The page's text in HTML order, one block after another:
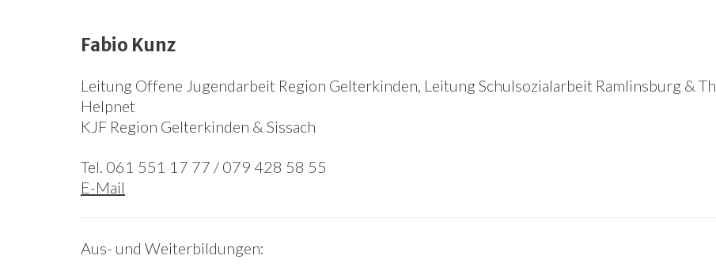
Fabio Kunz
Leitung Offene Jugendarbeit Region Gelterkinden, Leitung Schulsozialarbeit Ramlinsburg &
Helpnet
KJF Region Gelterkinden & Sissach
Tel. 061 551 17 77 / 079 428 58 55
E-Mail
Aus- und Weiterbildungen: